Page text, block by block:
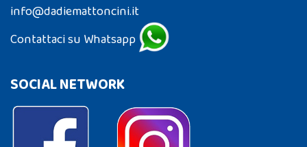
info@dadiemattoncini.it
Contattaci su Whatsapp
SOCIAL NETWORK